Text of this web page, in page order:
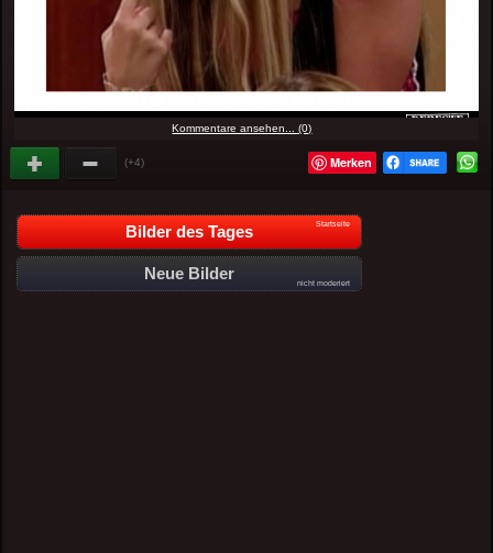
Kommentare ansehen... (0)
(+4) Merken
Bilder des Tages Startseite
Neue Bilder
nicht moderiert